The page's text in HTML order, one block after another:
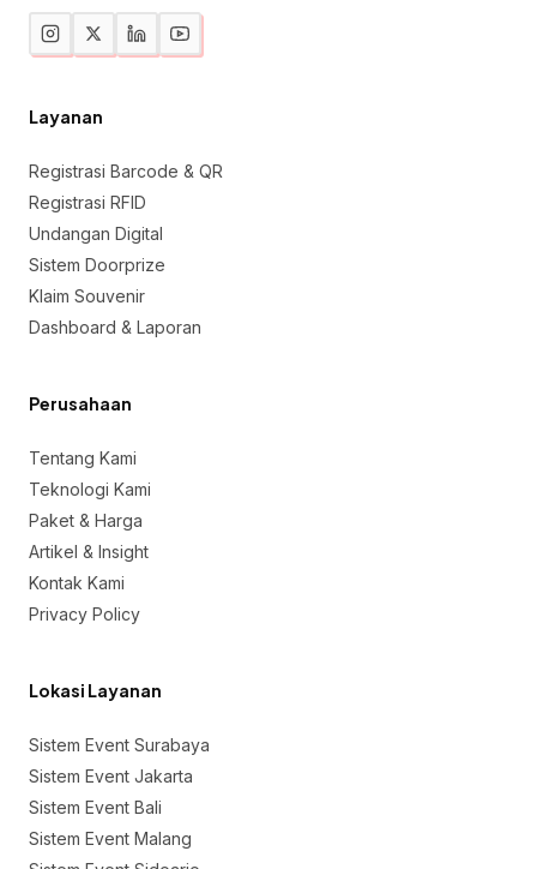
Layanan
Registrasi Barcode & QR
Registrasi RFID
Undangan Digital
Sistem Doorprize
Klaim Souvenir
Dashboard & Laporan
Perusahaan
Tentang Kami
Teknologi Kami
Paket & Harga
Artikel & Insight
Kontak Kami
Privacy Policy
Lokasi Layanan
Sistem Event Surabaya
Sistem Event Jakarta
Sistem Event Bali
Sistem Event Malang